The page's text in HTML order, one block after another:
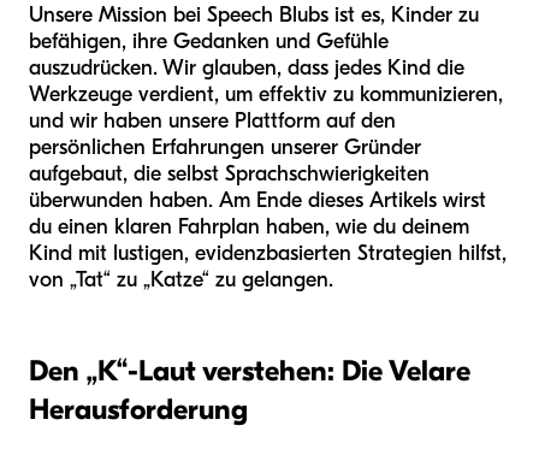
Unsere Mission bei Speech Blubs ist es, Kinder zu
befähigen, ihre Gedanken und Gefühle
auszudrücken. Wir glauben, dass jedes Kind die
Werkzeuge verdient, um effektiv zu kommunizieren,
und wir haben unsere Plattform auf den
persönlichen Erfahrungen unserer Gründer
aufgebaut, die selbst Sprachschwierigkeiten
überwunden haben. Am Ende dieses Artikels wirst
du einen klaren Fahrplan haben, wie du deinem
Kind mit lustigen, evidenzbasierten Strategien hilfst,
von „Tat“ zu „Katze“ zu gelangen.
Den „K“-Laut verstehen: Die Velare
Herausforderung